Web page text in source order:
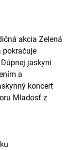
akcia Zelená
pokračuje
jaskyni
a
koncert
Mladosť z